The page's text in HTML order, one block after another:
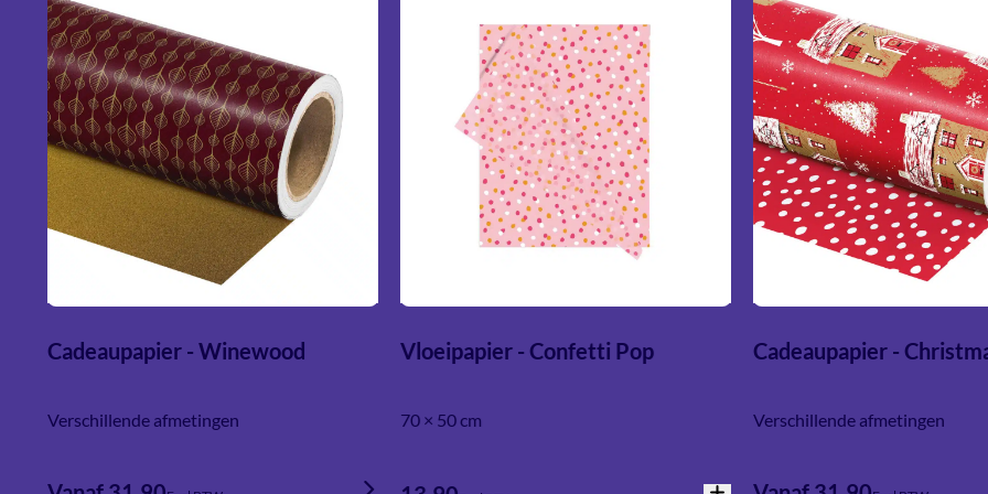
Cadeaupapier - Winewood
Verschillende afmetingen
Vloeipapier - Confetti Pop
70 × 50 cm
Cadeaupapier -
Verschillende afmetingen